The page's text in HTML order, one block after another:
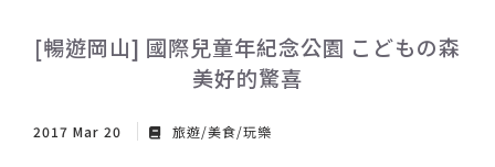
[暢遊岡山] 國際兒童年紀念公園 こどもの森
美好的驚喜
2017 Mar 20 旅遊/美食/玩樂